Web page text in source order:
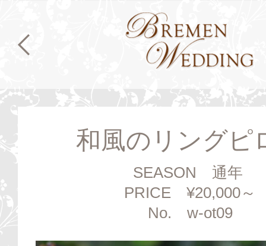
和風のリングピ
SEASON 通年
PRICE ¥20,000～
No. w-ot09